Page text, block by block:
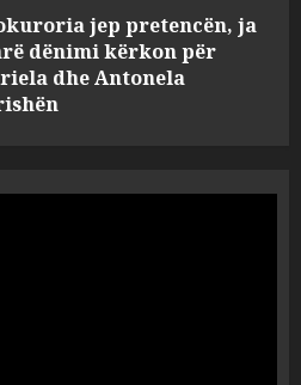
dënimi kërkon për
dhe Antonela
25, 2025